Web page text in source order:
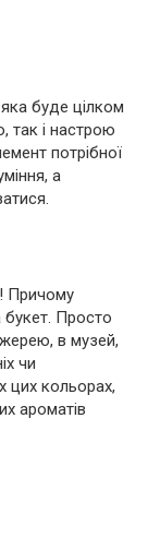
буде цілком
так і настрою
потрібної
а
Причому
букет. Просто
в музей,
чи
цих кольорах,
ароматів